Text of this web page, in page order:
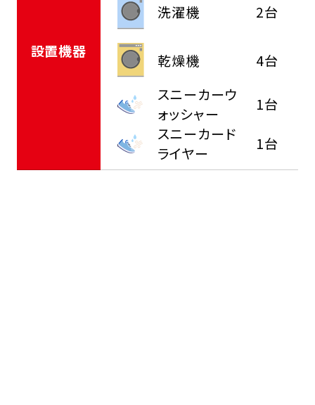
設置機器
洗濯機 2台
乾燥機
4台
スニーカーウ
ォッシャー
1台
スニーカード
ライヤー
1台